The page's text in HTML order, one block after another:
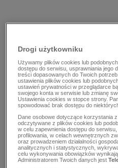
Drogi użytkowniku
Używamy plików cookies lub
dostępu do serwisu, usprawniania jego
treści dopasowanych do Twoich
ustawienia plików cookies lub
ustawień prywatności w przeglądarce
swojego konta w serwisie lub zmianę
Ustawienia cookies w stopce strony.
spowodować brak dostępu do
Dane osobowe dotyczące korzystania
odczytywane z plików cookies lub
w celu zapewnienia dostępu do
profilowania, w celach wewnętrznych
oraz prowadzeniem działalności
analitycznych i statystycznych,
celu wykonywania obowiązków
Administratorem Twoich danych jest